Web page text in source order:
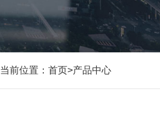
当前位置：首页>产品中心